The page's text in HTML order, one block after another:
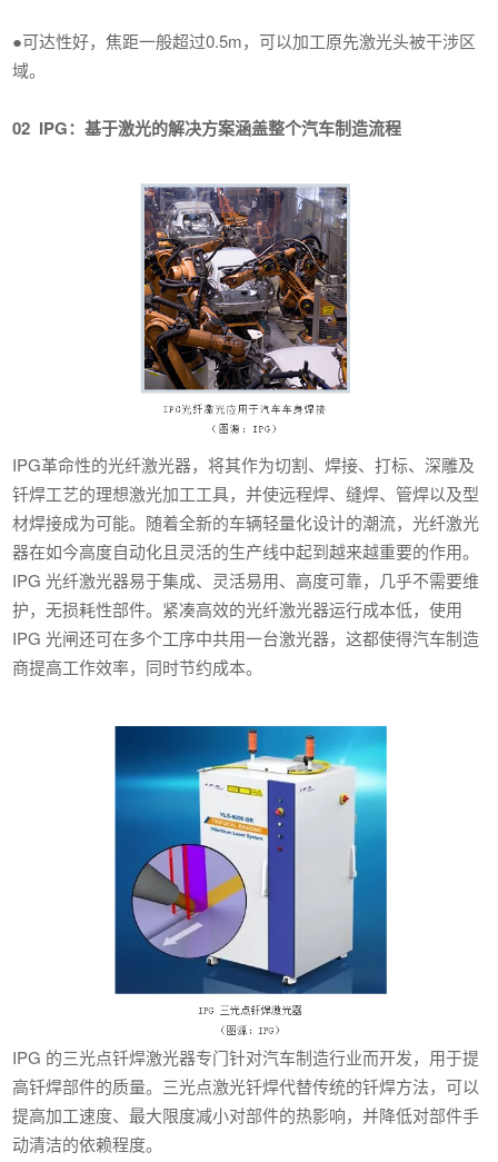
●可达性好，焦距一般超过0.5m，可以加工原先激光头被干涉区
域。
02 IPG：基于激光的解决方案涵盖整个汽车制造流程
IPG革命性的光纤激光器，将其作为切割、焊接、打标、深雕及
钎焊工艺的理想激光加工工具，并使远程焊、缝焊、管焊以及型
材焊接成为可能。随着全新的车辆轻量化设计的潮流，光纤激光
器在如今高度自动化且灵活的生产线中起到越来越重要的作用。
IPG 光纤激光器易于集成、灵活易用、高度可靠，几乎不需要维
护，无损耗性部件。紧凑高效的光纤激光器运行成本低，使用
IPG 光闸还可在多个工序中共用一台激光器，这都使得汽车制造
商提高工作效率，同时节约成本。
IPG 的三光点钎焊激光器专门针对汽车制造行业而开发，用于提
高钎焊部件的质量。三光点激光钎焊代替传统的钎焊方法，可以
提高加工速度、最大限度减小对部件的热影响，并降低对部件手
动清洁的依赖程度。